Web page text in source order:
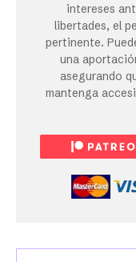
intereses
libertades, el
pertinente.
una
asegurando
mantenga